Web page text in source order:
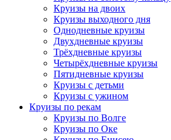
Круизы на двоих
Круизы выходного дня
Однодневные круизы
Двухдневные круизы
Трёхдневные круизы
Четырёхдневные круизы
Пятидневные круизы
Круизы с детьми
Круизы с ужином
Круизы по рекам
Круизы по Волге
Круизы по Оке